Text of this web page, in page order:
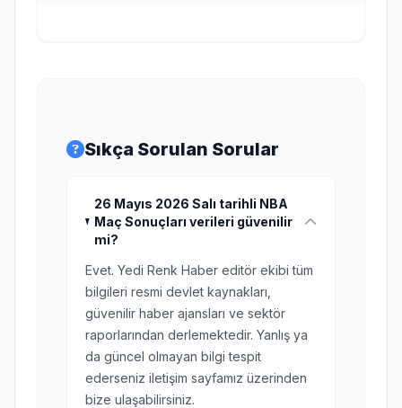
Sıkça Sorulan Sorular
26 Mayıs 2026 Salı tarihli NBA
Maç Sonuçları verileri güvenilir
mi?
Evet. Yedi Renk Haber editör ekibi tüm
bilgileri resmi devlet kaynakları,
güvenilir haber ajansları ve sektör
raporlarından derlemektedir. Yanlış ya
da güncel olmayan bilgi tespit
ederseniz iletişim sayfamız üzerinden
bize ulaşabilirsiniz.